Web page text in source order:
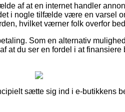
af at en internet handler
i nogle tilfælde være en varsel
hvilket værner folk overfor
Som en alternativ
at du ser en fordel i at
sætte sig ind i e-butikkens